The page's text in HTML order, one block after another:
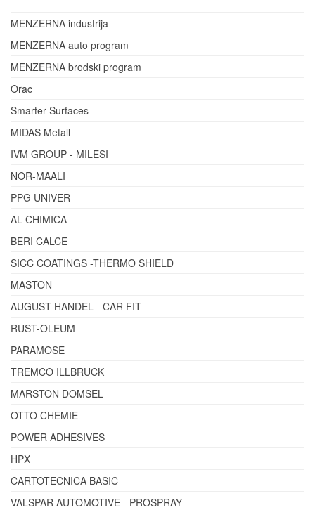
MENZERNA industrija
MENZERNA auto program
MENZERNA brodski program
Orac
Smarter Surfaces
MIDAS Metall
IVM GROUP - MILESI
NOR-MAALI
PPG UNIVER
AL CHIMICA
BERI CALCE
SICC COATINGS -THERMO SHIELD
MASTON
AUGUST HANDEL - CAR FIT
RUST-OLEUM
PARAMOSE
TREMCO ILLBRUCK
MARSTON DOMSEL
OTTO CHEMIE
POWER ADHESIVES
HPX
CARTOTECNICA BASIC
VALSPAR AUTOMOTIVE - PROSPRAY